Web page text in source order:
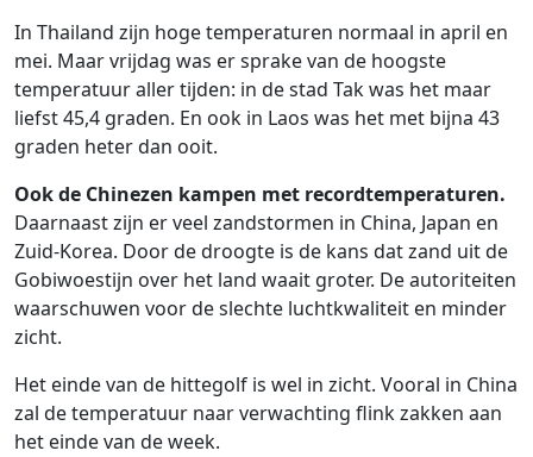
In Thailand zijn hoge temperaturen normaal in april en
mei. Maar vrijdag was er sprake van de hoogste
temperatuur aller tijden: in de stad Tak was het maar
liefst 45,4 graden. En ook in Laos was het met bijna 43
graden heter dan ooit.
Ook de Chinezen kampen met recordtemperaturen.
Daarnaast zijn er veel zandstormen in China, Japan en
Zuid-Korea. Door de droogte is de kans dat zand uit de
Gobiwoestijn over het land waait groter. De autoriteiten
waarschuwen voor de slechte luchtkwaliteit en minder
zicht.
Het einde van de hittegolf is wel in zicht. Vooral in China
zal de temperatuur naar verwachting flink zakken aan
het einde van de week.